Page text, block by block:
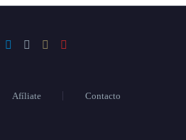
Afíliate Contacto